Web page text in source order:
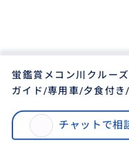
蛍鑑賞メコン川クルー
ガイド/専用車/夕食付き/
チャットで相
蛍鑑賞メコン川クルーズ/日